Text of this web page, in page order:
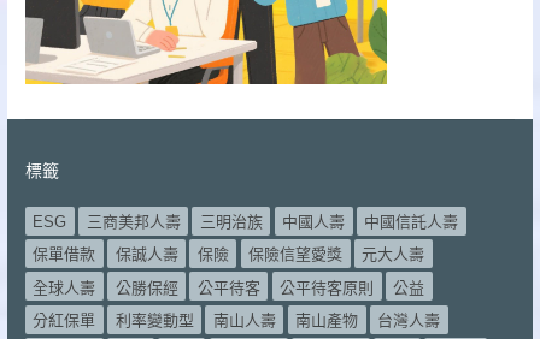
標籤
ESG 三商美邦人壽 三明治族 中國人壽
中國信託人壽
保單借款
保誠人壽 保險 保險信望愛獎
元大人壽
全球人壽
公勝保經 公平待客 公平待客原則
公益
分紅保單
利率變動型 南山人壽 南山產物
台灣人壽